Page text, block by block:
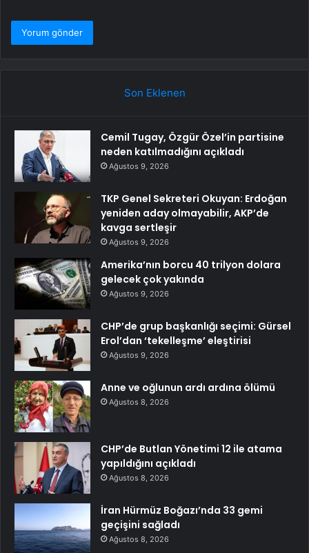
Son Eklenen
Cemil Tugay, Özgür Özel’in partisine
neden katılmadığını açıkladı
Ağustos 9, 2026
TKP Genel Sekreteri Okuyan: Erdoğan
yeniden aday olmayabilir, AKP’de
kavga sertleşir
Ağustos 9, 2026
Amerika’nın borcu 40 trilyon dolara
gelecek çok yakında
Ağustos 9, 2026
CHP’de grup başkanlığı seçimi: Gürsel
Erol’dan ‘tekelleşme’ eleştirisi
Ağustos 9, 2026
Anne ve oğlunun ardı ardına ölümü
Ağustos 8, 2026
CHP’de Butlan Yönetimi 12 ile atama
yapıldığını açıkladı
Ağustos 8, 2026
İran Hürmüz Boğazı’nda 33 gemi
geçişini sağladı
Ağustos 8, 2026